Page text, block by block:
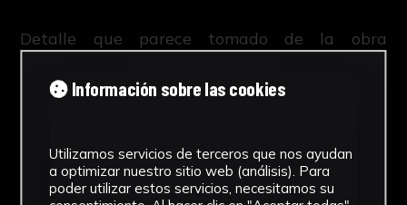
Detalle que parece tomado de la obra
NºCatálogo
FGD-04-0XX-076
Información sobre las cookies
Utilizamos servicios de terceros que nos ayudan
a optimizar nuestro sitio web (análisis). Para
poder utilizar estos servicios, necesitamos su